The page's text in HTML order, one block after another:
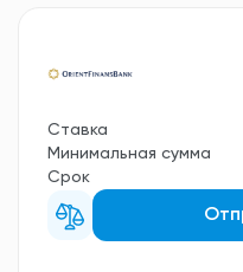
Ставка
Минимальная сумма
Срок